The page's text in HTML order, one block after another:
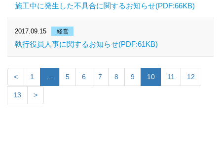
施工中に発生した不具合に関するお知らせ(PDF:66KB)
2017.09.15 経営
執行役員人事に関するお知らせ(PDF:61KB)
< 1 5 6 7 8 9 10 11 12
13 >